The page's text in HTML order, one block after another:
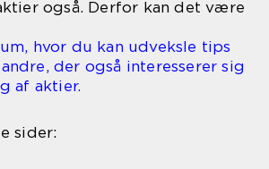
også. Derfor kan det være
hvor du kan udveksle tips
der også interesserer sig
af aktier.
sider: